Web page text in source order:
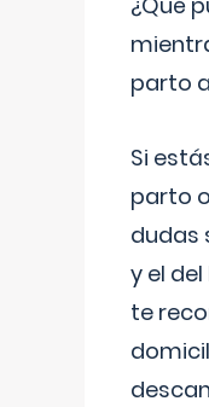
parto
Si
parto
dudas
y el
te